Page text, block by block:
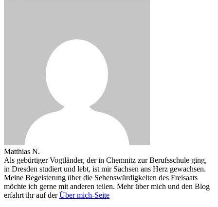
Matthias N.
Als gebürtiger Vogtländer, der in Chemnitz zur Berufsschule ging,
in Dresden studiert und lebt, ist mir Sachsen ans Herz gewachsen.
Meine Begeisterung über die Sehenswürdigkeiten des Freisaats
möchte ich gerne mit anderen teilen. Mehr über mich und den Blog
erfahrt ihr auf derÜber mich-Seite